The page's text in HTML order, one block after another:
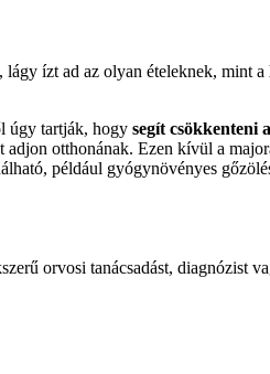
lágy ízt ad az olyan ételeknek, mint a
úgy tartják, hogy segít csökkenteni
otthonának. Ezen kívül a
például gyógynövényes
orvosi tanácsadást, diagnózist